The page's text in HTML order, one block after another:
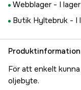
Webblager - I lager
Butik Hyltebruk - I
Produktinformation
För att enkelt
oljebyte.